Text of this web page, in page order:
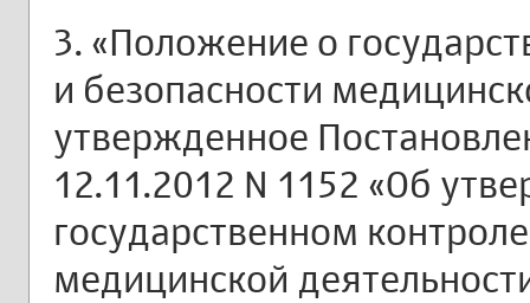
3. «Положение о
и безопасности
утвержденное
12.11.2012 N 1152 «Об
государственном
медицинской